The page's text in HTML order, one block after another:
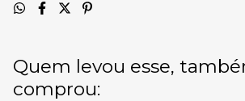
Quem levou esse,
comprou: